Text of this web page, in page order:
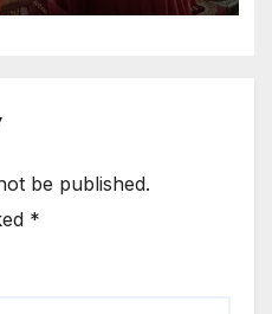
be published.
*